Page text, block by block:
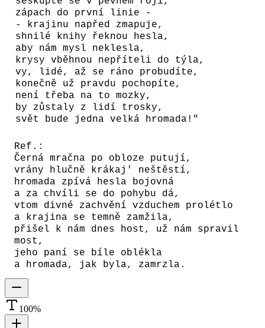
zápach do první linie -
- krajinu napřed zmapuje,
shnilé knihy řeknou hesla,
aby nám mysl neklesla,
krysy vběhnou nepříteli do týla,
vy, lidé, až se ráno probudíte,
konečně už pravdu pochopíte,
není třeba na to mozky,
by zůstaly z lidí trosky,
svět bude jedna velká hromada!"
Ref.:
Černá mračna po obloze putují,
vrány hlučně krákaj' neštěstí,
hromada zpívá hesla bojovná
a za chvíli se do pohybu dá,
vtom divné zachvění vzduchem prolétlo
a krajina se temně zamžila,
přišel k nám dnes host, už nám spravil
most,
jeho paní se bíle oblékla
a hromada, jak byla, zamrzla.
100%